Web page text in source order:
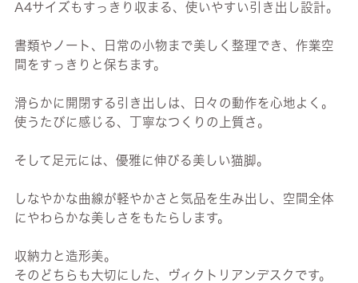
A4サイズもすっきり収まる、使いやすい引き出し設計。
書類やノート、日常の小物まで美しく整理でき、作業空
間をすっきりと保ちます。
滑らかに開閉する引き出しは、日々の動作を心地よく。
使うたびに感じる、丁寧なつくりの上質さ。
そして足元には、優雅に伸びる美しい猫脚。
しなやかな曲線が軽やかさと気品を生み出し、空間全体
にやわらかな美しさをもたらします。
収納力と造形美。
そのどちらも大切にした、ヴィクトリアンデスクです。